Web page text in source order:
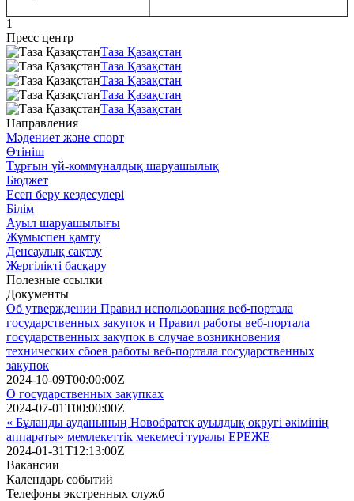
1
Пресс центр
Таза Қазақстан
Таза Қазақстан
Таза Қазақстан
Таза Қазақстан
Таза Қазақстан
Направления
Мәдениет және спорт
Өтініш
Тұрғын үй-коммуналдық шаруашылық
Бюджет
Есеп беру кездесулері
Білім
Ауыл шаруашылығы
Жұмыспен қамту
Денсаулық сақтау
Жергілікті басқару
Полезные ссылки
Документы
Об утверждении Правил использования веб-портала
государственных закупок и Правил работы веб-портала
государственных закупок в случае возникновения
технических сбоев работы веб-портала государственных
закупок
2024-10-09T00:00:00Z
О государственных закупках
2024-07-01T00:00:00Z
« Бұланды ауданының Новобратск ауылдық округі әкімінің
аппараты» мемлекеттік мекемесі туралы ЕРЕЖЕ
2024-01-31T12:13:00Z
Вакансии
Календарь событий
Телефоны экстренных служб